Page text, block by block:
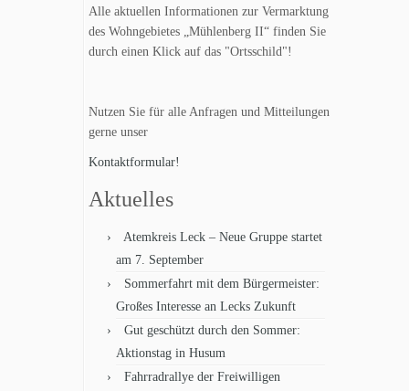
Alle aktuellen Informationen zur Vermarktung
des Wohngebietes „Mühlenberg II“ finden Sie
durch einen Klick auf das "Ortsschild"!
Nutzen Sie für alle Anfragen und Mitteilungen
gerne unser
Kontaktformular!
Aktuelles
Atemkreis Leck – Neue Gruppe startet
am 7. September
Sommerfahrt mit dem Bürgermeister:
Großes Interesse an Lecks Zukunft
Gut geschützt durch den Sommer:
Aktionstag in Husum
Fahrradrallye der Freiwilligen